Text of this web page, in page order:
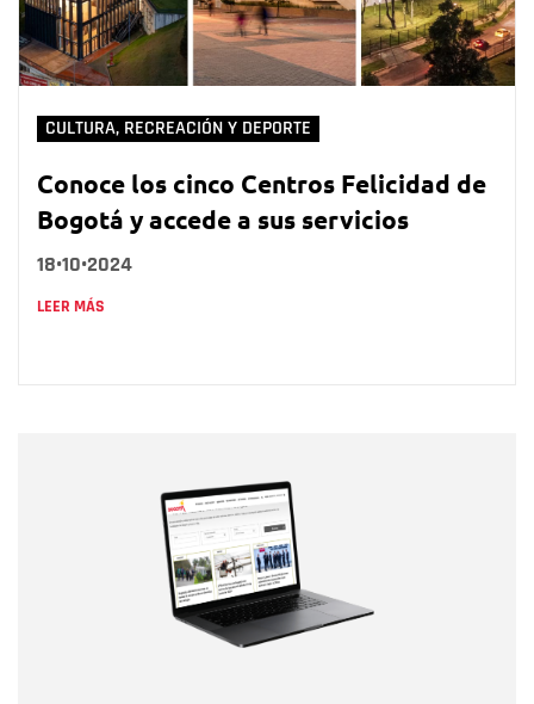
CULTURA, RECREACIÓN Y DEPORTE
Conoce los cinco Centros Felicidad de
Bogotá y accede a sus servicios
18•10•2024
LEER MÁS
Correo electrónico
Tipo de comentario